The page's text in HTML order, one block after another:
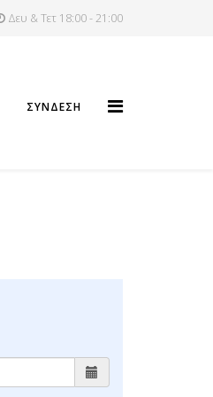
Δευ & Τετ 18:00 - 21:00
ΣΎΝΔΕΣΗ